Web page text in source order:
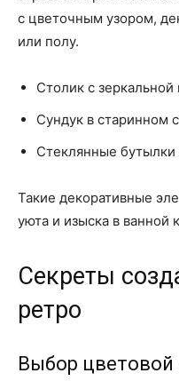
с цветочным узором,
или полу.
Столик с
Сундук в старинном
Стеклянные
Такие декоративные
уюта и изыска в ванной
Секреты
ретро
Выбор